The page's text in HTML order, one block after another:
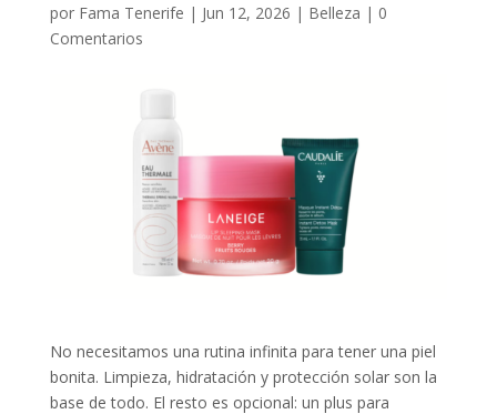
por Fama Tenerife | Jun 12, 2026 | Belleza | 0
Comentarios
No necesitamos una rutina infinita para tener una piel
bonita. Limpieza, hidratación y protección solar son la
base de todo. El resto es opcional: un plus para